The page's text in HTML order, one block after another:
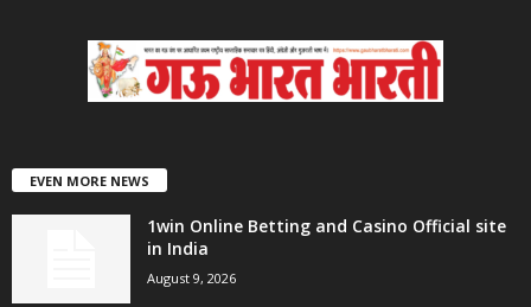
EVEN MORE NEWS
1win Online Betting and Casino Official site
in India
August 9, 2026